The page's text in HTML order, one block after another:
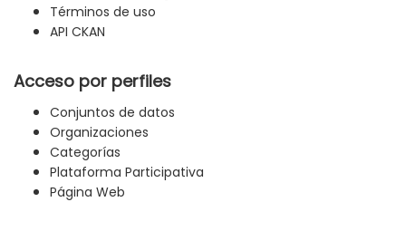
Términos de uso
API CKAN
Acceso por perfiles
Conjuntos de datos
Organizaciones
Categorías
Plataforma Participativa
Página Web